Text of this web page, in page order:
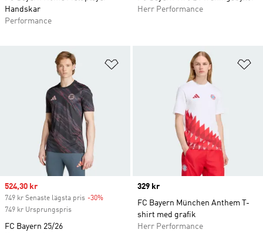
Handskar
Performance
Herr Performance
Lägg till på önskelistan
Sale price
524,30 kr
749 kr Senaste lägsta pris -30%
749 kr Ursprungspris
FC Bayern 25/26
Price
329 kr
FC Bayern München Anthem T-
shirt med grafik
Herr Performance